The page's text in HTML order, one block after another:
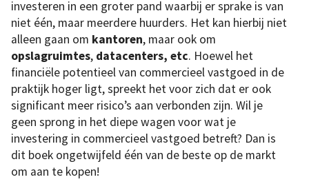
investeren in een groter pand waarbij er sprake is van
niet één, maar meerdere huurders. Het kan hierbij niet
alleen gaan om kantoren, maar ook om
opslagruimtes, datacenters, etc. Hoewel het
financiële potentieel van commercieel vastgoed in de
praktijk hoger ligt, spreekt het voor zich dat er ook
significant meer risico’s aan verbonden zijn. Wil je
geen sprong in het diepe wagen voor wat je
investering in commercieel vastgoed betreft? Dan is
dit boek ongetwijfeld één van de beste op de markt
om aan te kopen!